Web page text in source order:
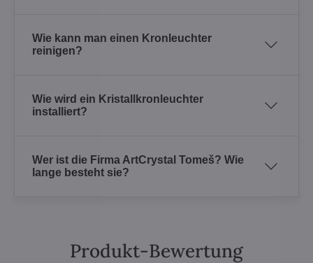
Wie kann man einen Kronleuchter
reinigen?
Wie wird ein Kristallkronleuchter
installiert?
Wer ist die Firma ArtCrystal Tomeš? Wie
lange besteht sie?
Produkt-Bewertung